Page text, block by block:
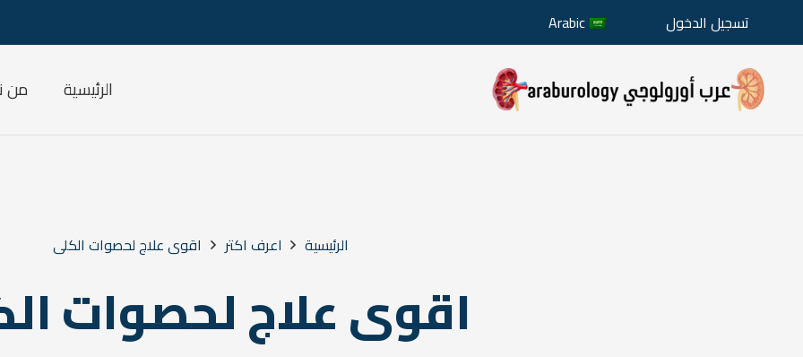
تسجيل الدخول Arabic
الرئيسية من
الرئيسية اعرف اكتر اقوى علاج لحصوات الكلى
اقوى علاج لحصوات